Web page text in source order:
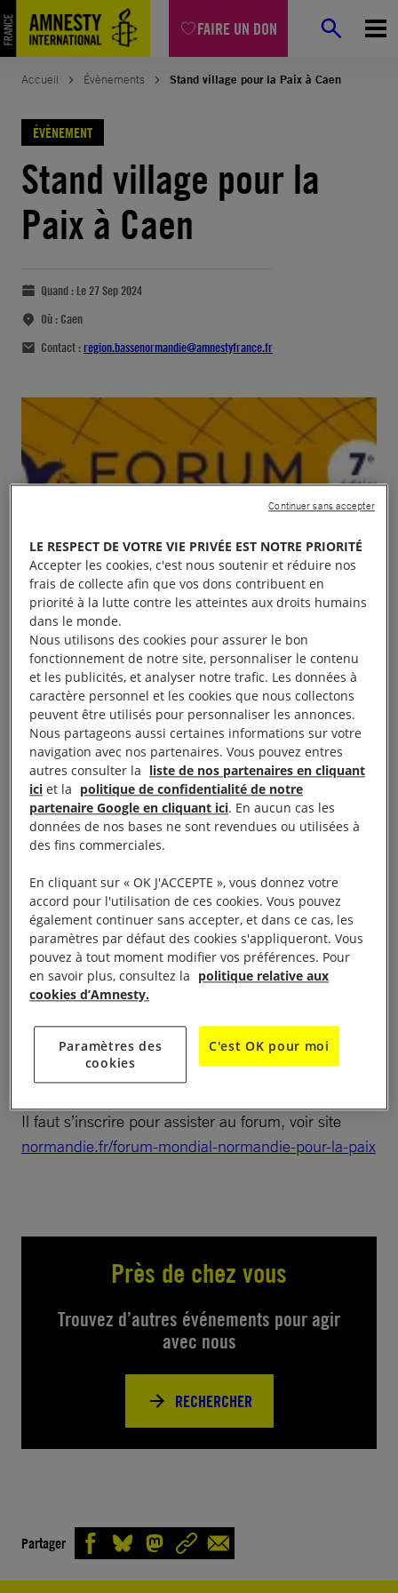
FAIRE UN DON
Accueil Évènements Stand village pour la Paix à Caen
ÉVÈNEMENT
Stand village pour la
Paix à Caen
Quand : Le 27 Sep 2024
Où : Caen
Contact :region.bassenormandie@amnestyfrance.fr
Participation au Forum Mondial Normandie pour la
Paix Stand d’information de 10 h – 18 h Abbaye aux
Dames – 14000 Caen
Les groupes de la région tiennent un stand au
Village pour la Paix, dans le cadre du forum
international pour la Paix organisé par le Conseil
Régional de Normandie. Nous y exposerons les
documents concernant notre action et
rencontrerons les lycéens lors des visites des
Il faut s’inscrire pour assister au forum, voir site
normandie.fr/forum-mondial-normandie-pour-la-paix
Près de chez vous
Trouvez d’autres événements pour agir
avec nous
RECHERCHER
Partager
LE RESPECT DE VOTRE VIE PRIVÉE EST NOTRE PRIORITÉ
Accepter les cookies, c'est nous soutenir et réduire nos
frais de collecte afin que vos dons contribuent en
priorité à la lutte contre les atteintes aux droits humains
dans le monde.
Nous utilisons des cookies pour assurer le bon
fonctionnement de notre site, personnaliser le contenu
et les publicités, et analyser notre trafic. Les données à
caractère personnel et les cookies que nous collectons
peuvent être utilisés pour personnaliser les annonces.
Nous partageons aussi certaines informations sur votre
navigation avec nos partenaires. Vous pouvez entres
autres consulter la liste de nos partenaires en cliquant
ici et la politique de confidentialité de notre
partenaire Google en cliquant ici. En aucun cas les
données de nos bases ne sont revendues ou utilisées à
des fins commerciales.
En cliquant sur « OK J'ACCEPTE », vous donnez votre
accord pour l'utilisation de ces cookies. Vous pouvez
également continuer sans accepter, et dans ce cas, les
paramètres par défaut des cookies s'appliqueront. Vous
pouvez à tout moment modifier vos préférences. Pour
en savoir plus, consultez la politique relative aux
cookies d’Amnesty.
Paramètres des
cookies
C'est OK pour moi
Continuer sans accepter